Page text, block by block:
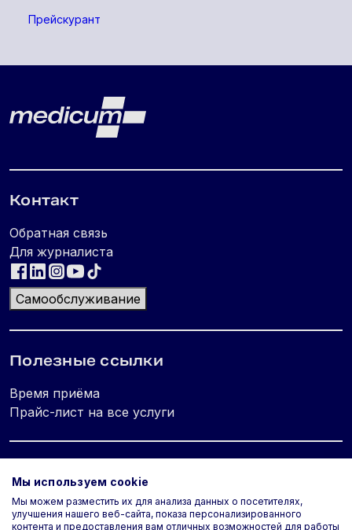
Прейскурант
Lehe jalus
Контакт
Обратная связь
Для журналиста
Самообслуживание
Полезные ссылки
Время приёма
Прайс-лист на все услуги
Политика конфиденциальности
Используем cookie
Мы используем cookie
Мы можем разместить их для анализа данных о посетителях,
улучшения нашего веб-сайта, показа персонализированного
контента и предоставления вам отличных возможностей для работы